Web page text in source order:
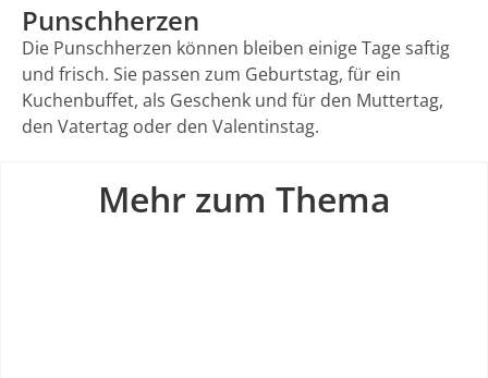
Punschherzen
Die Punschherzen können bleiben einige Tage saftig
und frisch. Sie passen zum Geburtstag, für ein
Kuchenbuffet, als Geschenk und für den Muttertag,
den Vatertag oder den Valentinstag.
Mehr zum Thema